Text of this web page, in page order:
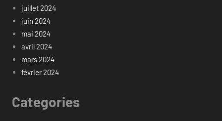
juillet 2024
juin 2024
mai 2024
avril 2024
mars 2024
février 2024
Categories